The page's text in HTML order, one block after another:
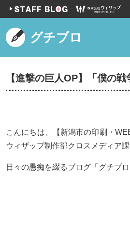
グチブロ
【進撃の巨人OP】「僕の
こんにちは、【新潟市の印刷・
ウィザップ制作部クロスメディア課
日々の愚痴を綴るブログ「グチブロ